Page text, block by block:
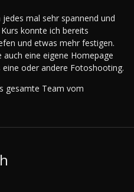
mal sehr spannend und
konnte ich bereits
und etwas mehr festigen.
eine eigene Homepage
oder andere Fotoshooting.
gesamte Team vom